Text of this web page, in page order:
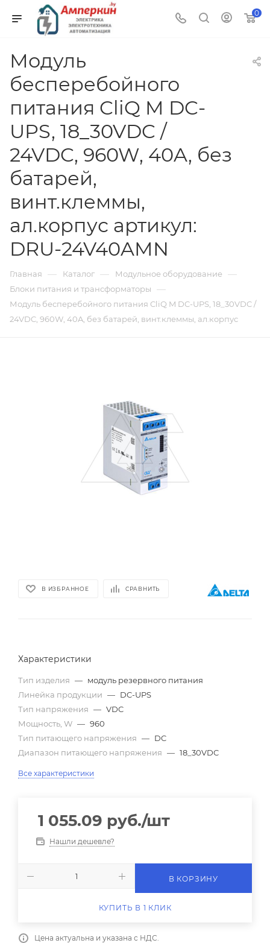
0
Модуль
бесперебойного
питания CliQ M DC-
UPS, 18_30VDC /
24VDC, 960W, 40A, без
батарей,
винт.клеммы,
ал.корпус артикул:
DRU-24V40AMN
Главная — Каталог — Модульное оборудование —
Блоки питания и трансформаторы —
Модуль бесперебойного питания CliQ M DC-UPS, 18_30VDC /
24VDC, 960W, 40A, без батарей, винт.клеммы, ал.корпус
В ИЗБРАННОЕ СРАВНИТЬ
Характеристики
Тип изделия — модуль резервного питания
Линейка продукции — DC-UPS
Тип напряжения — VDC
Мощность, W — 960
Тип питающего напряжения — DC
Диапазон питающего напряжения — 18_30VDC
Все характеристики
1 055.09 руб./шт
Нашли дешевле?
В КОРЗИНУ
КУПИТЬ В 1 КЛИК
Цена актуальна и указана с НДС.